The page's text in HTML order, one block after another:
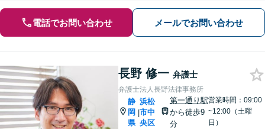
電話でお問い合わせ メールでお問い合わせ
長野 修一 弁護士
弁護士法人長野法律事務所
静
岡
県
|
浜松
市中
央区
第一通り駅
から徒歩9
分
営業時間：09:00
~12:00（土曜
日）